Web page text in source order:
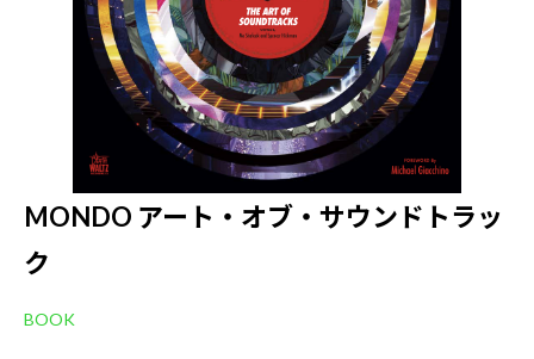
MONDO アート・オブ・サウンドトラッ
ク
BOOK